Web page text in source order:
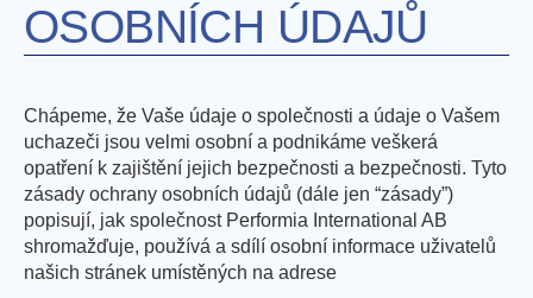
OSOBNÍCH ÚDAJŮ
Chápeme, že Vaše údaje o společnosti a údaje o Vašem
uchazeči jsou velmi osobní a podnikáme veškerá
opatření k zajištění jejich bezpečnosti a bezpečnosti. Tyto
zásady ochrany osobních údajů (dále jen “zásady”)
popisují, jak společnost Performia International AB
shromažďuje, používá a sdílí osobní informace uživatelů
našich stránek umístěných na adrese